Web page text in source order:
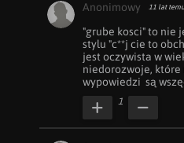
Anonimowy 11 lat temu
"grube kosci" to nie
stylu "c**j cie to
jest oczywista w
niedorozwoje,
wypowiedzi  są
1